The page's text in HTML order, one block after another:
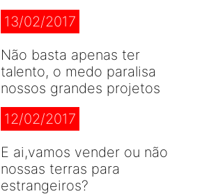
13/02/2017
Não basta apenas ter
talento, o medo paralisa
nossos grandes projetos
12/02/2017
E ai,vamos vender ou não
nossas terras para
estrangeiros?